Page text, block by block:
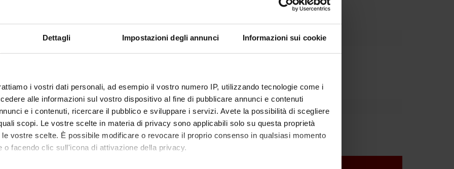
Dettagli Impostazioni degli annunci Informazioni sui cookie
i vostri dati personali, ad esempio il vostro numero IP, utilizzando tecnologie come i
alle informazioni sul vostro dispositivo al fine di pubblicare annunci e contenuti
e i contenuti, ricercare il pubblico e sviluppare i servizi. Avete la possibilità di scegliere
scopi. Le vostre scelte in materia di privacy sono applicabili solo su questa proprietà
vostre scelte. È possibile modificare o revocare il proprio consenso in qualsiasi momento
o facendo clic sull'icona di attivazione della privacy.
FINANZIATORI:
AL PROGETTO
Giampaolo Velo